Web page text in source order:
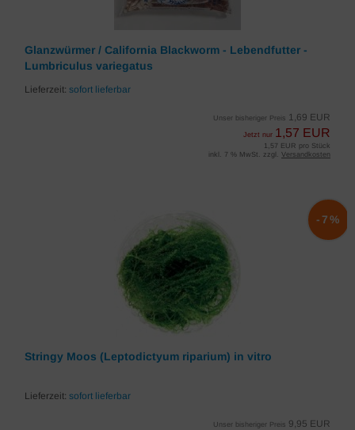
Glanzwürmer / California Blackworm - Lebendfutter -
Lumbriculus variegatus
Lieferzeit: sofort lieferbar
Unser bisheriger Preis 1,69 EUR
Jetzt nur 1,57 EUR
1,57 EUR pro Stück
inkl. 7 % MwSt. zzgl. Versandkosten
Stringy Moos (Leptodictyum riparium) in vitro
Lieferzeit: sofort lieferbar
Unser bisheriger Preis 9,95 EUR
-7%